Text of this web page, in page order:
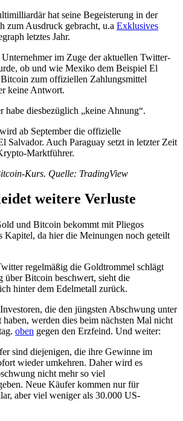
hat seine Begeisterung in der
zum Ausdruck gebracht, u.a Exklusives
letztes Jahr.
im Zuge der aktuellen Twitter-
ob und wie Mexiko dem Beispiel El
zum offiziellen Zahlungsmittel
keine Antwort.
habe diesbezüglich „keine Ahnung“.
ab September die offizielle
Salvador. Auch Paraguay setzt in letzter Zeit
Marktführer.
Kurs. Quelle: TradingView
weitere Verluste
und Bitcoin bekommt mit Pliegos
Kapitel, da hier die Meinungen noch geteilt
regelmäßig die Goldtrommel schlägt
über Bitcoin beschwert, sieht die
hinter dem Edelmetall zurück.
die den jüngsten Abschwung unter
werden dies beim nächsten Mal nicht
oben gegen den Erzfeind. Und weiter:
sind diejenigen, die ihre Gewinne im
wieder umkehren. Daher wird es
nicht mehr so ​​viel
Neue Käufer kommen nur für
aber viel weniger als 30.000 US-